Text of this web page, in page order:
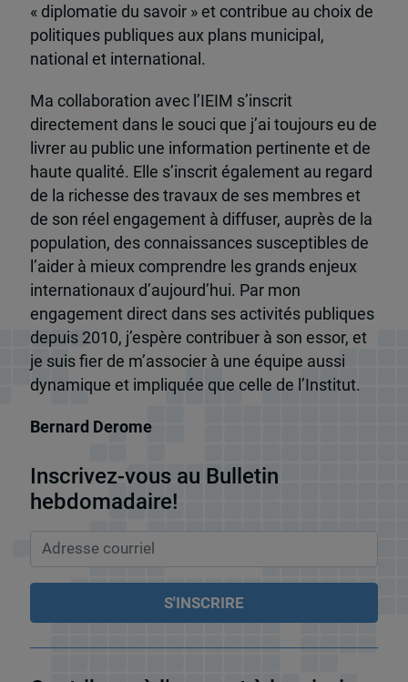
« diplomatie du savoir » et contribue au choix de
politiques publiques aux plans municipal,
national et international.
Ma collaboration avec l’IEIM s’inscrit
directement dans le souci que j’ai toujours eu de
livrer au public une information pertinente et de
haute qualité. Elle s’inscrit également au regard
de la richesse des travaux de ses membres et
de son réel engagement à diffuser, auprès de la
population, des connaissances susceptibles de
l’aider à mieux comprendre les grands enjeux
internationaux d’aujourd’hui. Par mon
engagement direct dans ses activités publiques
depuis 2010, j’espère contribuer à son essor, et
je suis fier de m’associer à une équipe aussi
dynamique et impliquée que celle de l’Institut.
Bernard Derome
Inscrivez-vous au Bulletin
hebdomadaire!